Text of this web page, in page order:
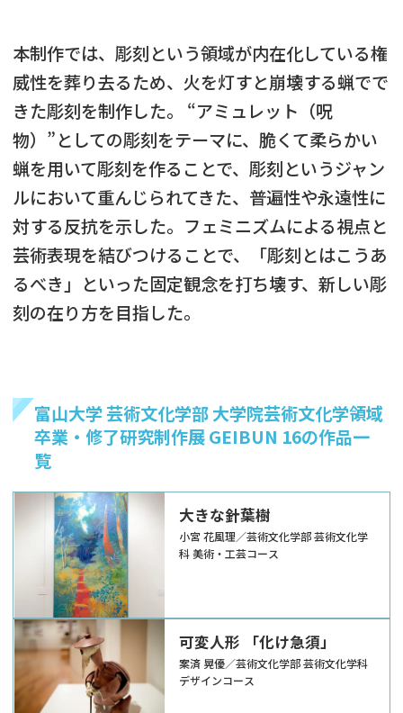
本制作では、彫刻という領域が内在化している権
威性を葬り去るため、火を灯すと崩壊する蝋でで
きた彫刻を制作した。 “アミュレット（呪
物）”としての彫刻をテーマに、脆くて柔らかい
蝋を用いて彫刻を作ることで、彫刻というジャン
ルにおいて重んじられてきた、普遍性や永遠性に
対する反抗を示した。フェミニズムによる視点と
芸術表現を結びつけることで、「彫刻とはこうあ
るべき」といった固定観念を打ち壊す、新しい彫
刻の在り方を目指した。
富山大学 芸術文化学部 大学院芸術文化学領域
卒業・修了研究制作展 GEIBUN 16の作品一
覧
大きな針葉樹
小宮 花風理／芸術文化学部 芸術文化学
科 美術・工芸コース
可変人形 「化け急須」
案済 晃優／芸術文化学部 芸術文化学科
デザインコース